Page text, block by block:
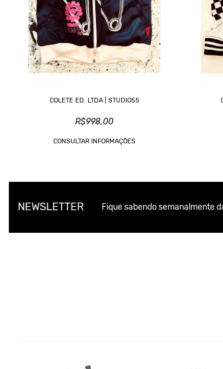
COLETE ED. LTDA | STUDIO55
R$998,00
CONSULTAR INFORMAÇÕES
NEWSLETTER Fique sabendo semanalmente